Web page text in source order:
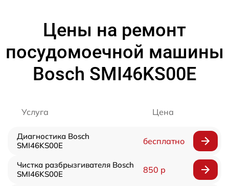
Цены на ремонт
посудомоечной машины
Bosch SMI46KS00E
Услуга Цена
Диагностика Bosch
SMI46KS00E
бесплатно
Чистка разбрызгивателя Bosch
SMI46KS00E
850 р